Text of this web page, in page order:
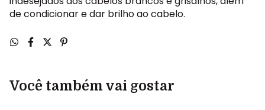
de condicionar e dar brilho ao cabelo.
Você também vai gostar